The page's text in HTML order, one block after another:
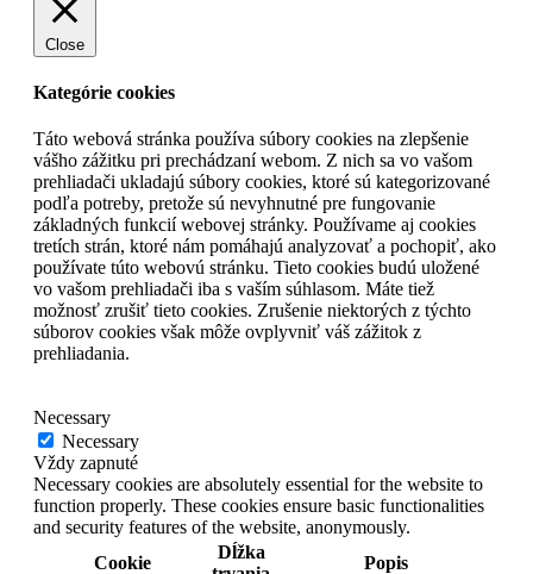
Close
Kategórie cookies
Táto webová stránka používa súbory cookies na zlepšenie
vášho zážitku pri prechádzaní webom. Z nich sa vo vašom
prehliadači ukladajú súbory cookies, ktoré sú kategorizované
podľa potreby, pretože sú nevyhnutné pre fungovanie
základných funkcií webovej stránky. Používame aj cookies
tretích strán, ktoré nám pomáhajú analyzovať a pochopiť, ako
používate túto webovú stránku. Tieto cookies budú uložené
vo vašom prehliadači iba s vaším súhlasom. Máte tiež
možnosť zrušiť tieto cookies. Zrušenie niektorých z týchto
súborov cookies však môže ovplyvniť váš zážitok z
prehliadania.
Necessary
Necessary
Vždy zapnuté
Necessary cookies are absolutely essential for the website to
function properly. These cookies ensure basic functionalities
and security features of the website, anonymously.
Cookie
Dĺžka
Popis